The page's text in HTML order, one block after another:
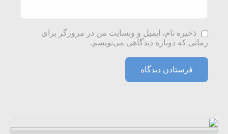
ذخیره نام، ایمیل و وبسایت من در مرورگر برای
زمانی که دوباره دیدگاهی می‌نویسم.